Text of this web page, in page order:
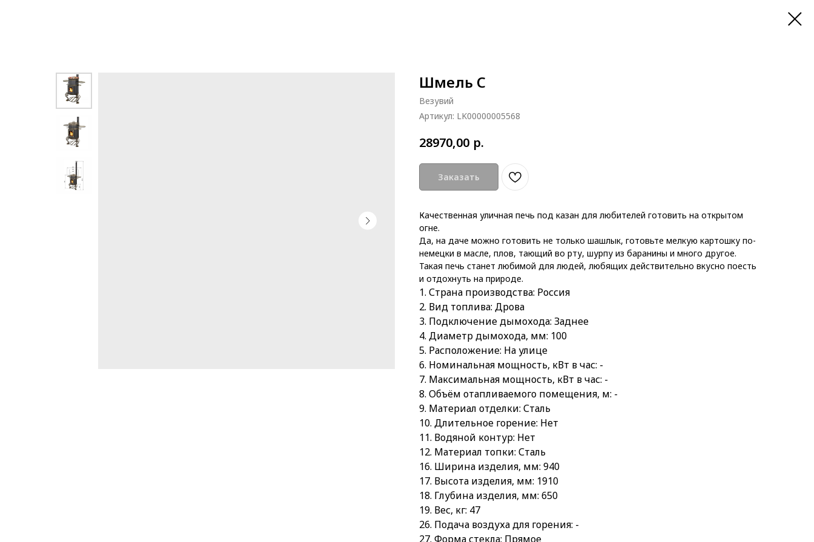
Шмель С
Везувий
Артикул: LK00000005568
28970,00 р.
Заказать
Качественная уличная печь под казан для любителей готовить на открытом
огне.
Да, на даче можно готовить не только шашлык, готовьте мелкую картошку по-
немецки в масле, плов, тающий во рту, шурпу из баранины и много другое.
Такая печь станет любимой для людей, любящих действительно вкусно поесть
и отдохнуть на природе.
1. Страна производства: Россия
2. Вид топлива: Дрова
3. Подключение дымохода: Заднее
4. Диаметр дымохода, мм: 100
5. Расположение: На улице
6. Номинальная мощность, кВт в час: -
7. Максимальная мощность, кВт в час: -
8. Объём отапливаемого помещения, м: -
9. Материал отделки: Сталь
10. Длительное горение: Нет
11. Водяной контур: Нет
12. Материал топки: Сталь
16. Ширина изделия, мм: 940
17. Высота изделия, мм: 1910
18. Глубина изделия, мм: 650
19. Вес, кг: 47
26. Подача воздуха для горения: -
27. Форма стекла: Прямое